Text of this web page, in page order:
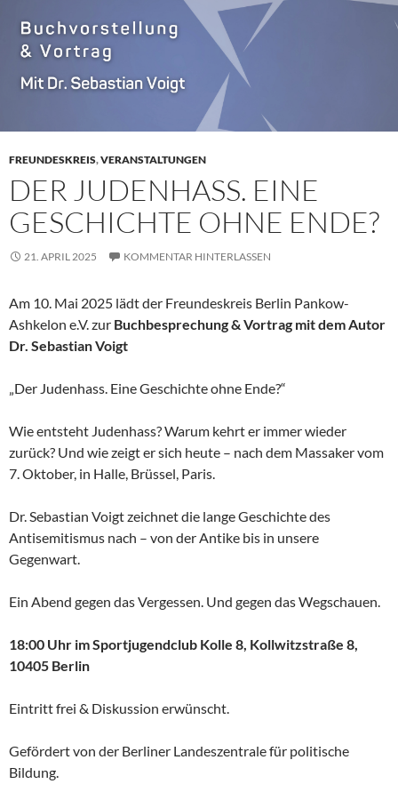
FREUNDESKREIS,VERANSTALTUNGEN
DER JUDENHASS. EINE
GESCHICHTE OHNE ENDE?
21. APRIL 2025 KOMMENTAR HINTERLASSEN
Am 10. Mai 2025 lädt der Freundeskreis Berlin Pankow-
Ashkelon e.V. zur Buchbesprechung & Vortrag mit dem Autor
Dr. Sebastian Voigt
„Der Judenhass. Eine Geschichte ohne Ende?“
Wie entsteht Judenhass? Warum kehrt er immer wieder
zurück? Und wie zeigt er sich heute – nach dem Massaker vom
7. Oktober, in Halle, Brüssel, Paris.
Dr. Sebastian Voigt zeichnet die lange Geschichte des
Antisemitismus nach – von der Antike bis in unsere
Gegenwart.
Ein Abend gegen das Vergessen. Und gegen das Wegschauen.
18:00 Uhr im Sportjugendclub Kolle 8, Kollwitzstraße 8,
10405 Berlin
Eintritt frei & Diskussion erwünscht.
Gefördert von der Berliner Landeszentrale für politische
Bildung.